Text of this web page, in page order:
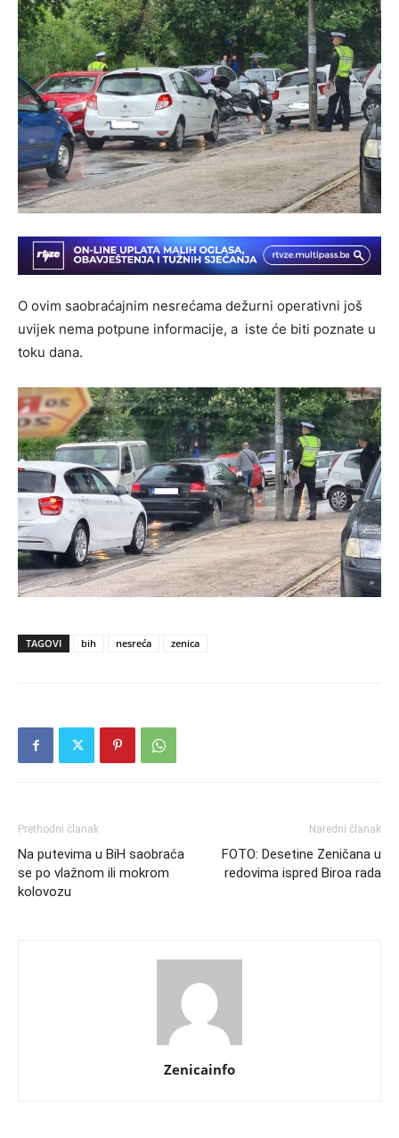
O ovim saobraćajnim nesrećama dežurni operativni još
uvijek nema potpune informacije, a iste će biti poznate u
toku dana.
TAGOVI bih nesreća zenica
Prethodni članak
Na putevima u BiH saobraća
se po vlažnom ili mokrom
kolovozu
Naredni članak
FOTO: Desetine Zeničana u
redovima ispred Biroa rada
Zenicainfo